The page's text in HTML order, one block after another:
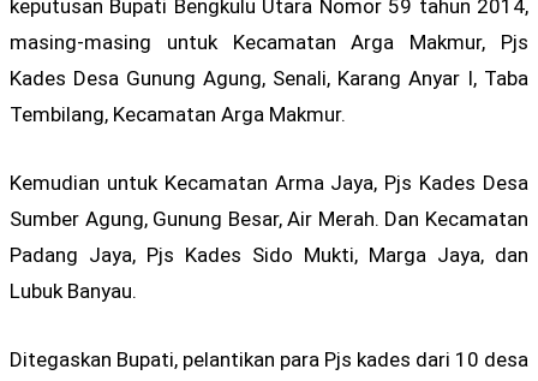
keputusan Bupati Bengkulu Utara Nomor 59 tahun 2014,
masing-masing untuk Kecamatan Arga Makmur, Pjs
Kades Desa Gunung Agung, Senali, Karang Anyar I, Taba
Tembilang, Kecamatan Arga Makmur.
Kemudian untuk Kecamatan Arma Jaya, Pjs Kades Desa
Sumber Agung, Gunung Besar, Air Merah. Dan Kecamatan
Padang Jaya, Pjs Kades Sido Mukti, Marga Jaya, dan
Lubuk Banyau.
Ditegaskan Bupati, pelantikan para Pjs kades dari 10 desa